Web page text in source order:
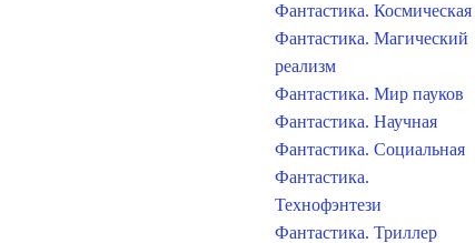
Фантастика. Космическая
Фантастика. Магический
реализм
Фантастика. Мир пауков
Фантастика. Научная
Фантастика. Социальная
Фантастика.
Технофэнтези
Фантастика. Триллер